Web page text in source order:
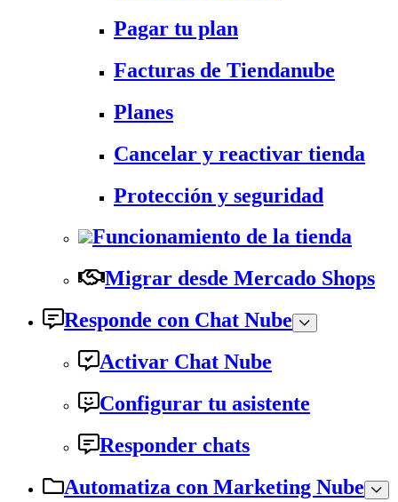
Pagar tu plan
Facturas de Tiendanube
Planes
Cancelar y reactivar tienda
Protección y seguridad
Funcionamiento de la tienda
Migrar desde Mercado Shops
Responde con Chat Nube
Activar Chat Nube
Configurar tu asistente
Responder chats
Automatiza con Marketing Nube